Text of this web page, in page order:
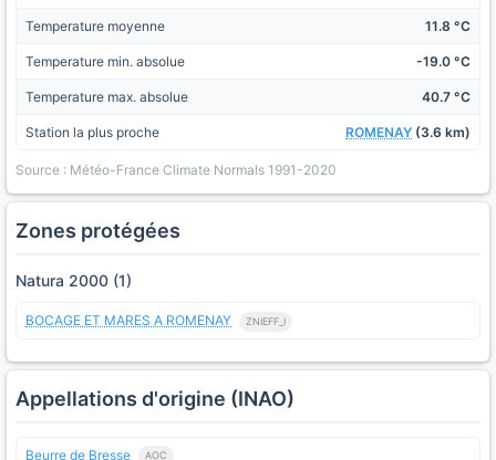
Temperature moyenne 11.8 °C
Temperature min. absolue -19.0 °C
Temperature max. absolue 40.7 °C
Station la plus proche ROMENAY (3.6 km)
Source : Météo-France Climate Normals 1991-2020
Zones protégées
Natura 2000 (1)
BOCAGE ET MARES A ROMENAY ZNIEFF_I
Appellations d'origine (INAO)
Beurre de Bresse AOC